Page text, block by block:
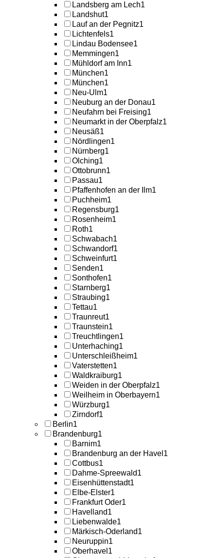
Landsberg am Lech1
Landshut1
Lauf an der Pegnitz1
Lichtenfels1
Lindau Bodensee1
Memmingen1
Mühldorf am Inn1
München1
München1
Neu-Ulm1
Neuburg an der Donau1
Neufahrn bei Freising1
Neumarkt in der Oberpfalz1
Neusäß1
Nördlingen1
Nürnberg1
Olching1
Ottobrunn1
Passau1
Pfaffenhofen an der Ilm1
Puchheim1
Regensburg1
Rosenheim1
Roth1
Schwabach1
Schwandorf1
Schweinfurt1
Senden1
Sonthofen1
Starnberg1
Straubing1
Tettau1
Traunreut1
Traunstein1
Treuchtlingen1
Unterhaching1
Unterschleißheim1
Vaterstetten1
Waldkraiburg1
Weiden in der Oberpfalz1
Weilheim in Oberbayern1
Würzburg1
Zirndorf1
Berlin1
Brandenburg1
Barnim1
Brandenburg an der Havel 1
Cottbus1
Dahme-Spreewald1
Eisenhüttenstadt1
Elbe-Elster1
Frankfurt Oder1
Havelland1
Liebenwalde1
Märkisch-Oderland1
Neuruppin1
Oberhavel 1